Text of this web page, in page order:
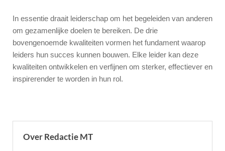
In essentie draait leiderschap om het begeleiden van anderen
om gezamenlijke doelen te bereiken. De drie
bovengenoemde kwaliteiten vormen het fundament waarop
leiders hun succes kunnen bouwen. Elke leider kan deze
kwaliteiten ontwikkelen en verfijnen om sterker, effectiever en
inspirerender te worden in hun rol.
Over Redactie MT